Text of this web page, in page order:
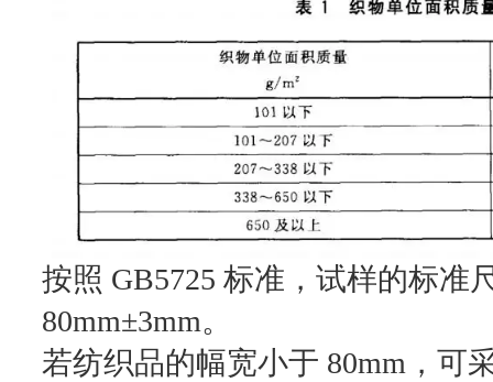
按照 GB5725 标准，试样的标准
80mm±3mm。
若纺织品的幅宽小于 80mm，可